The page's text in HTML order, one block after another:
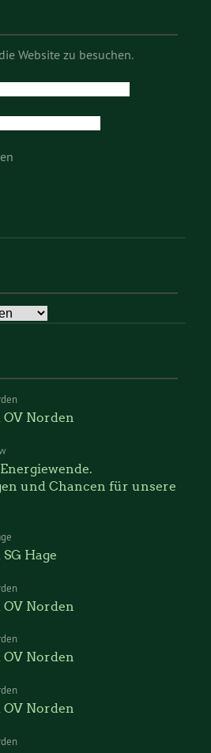
Website zu besuchen.
Norden
und Chancen für unsere
Hage
Norden
Norden
Norden